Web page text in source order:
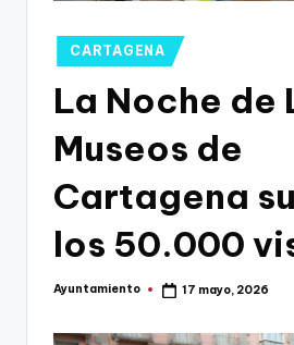
Publicado
en
CARTAGENA
La Noche de
Museos de
Cartagena
los 50.000
Publicado
Ayuntamiento 17 mayo, 2026